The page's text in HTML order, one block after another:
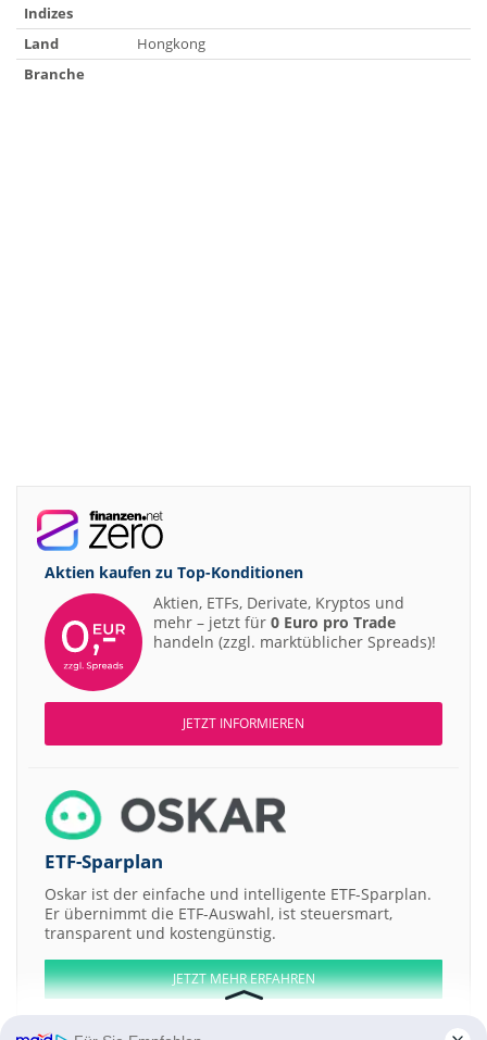
Indizes
Land
Hongkong
Branche
Aktien kaufen zu Top-Konditionen
Aktien, ETFs, Derivate, Kryptos und
mehr – jetzt für 0 Euro pro Trade
handeln (zzgl. marktüblicher Spreads)!
JETZT INFORMIEREN
ETF-Sparplan
Oskar ist der einfache und intelligente ETF-Sparplan.
Er übernimmt die ETF-Auswahl, ist steuersmart,
transparent und kostengünstig.
JETZT MEHR ERFAHREN